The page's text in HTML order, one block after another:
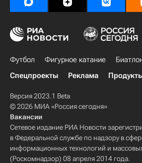
Футбол Фигурное катание
Спецпроекты
Реклама
Версия 2023.1 Beta
© 2026 МИА «Россия сегодня»
Вакансии
Сетевое издание РИА Новости
в Федеральной службе по надзору в
информационных технологий и
(Роскомнадзор) 08 апреля 2014 года.